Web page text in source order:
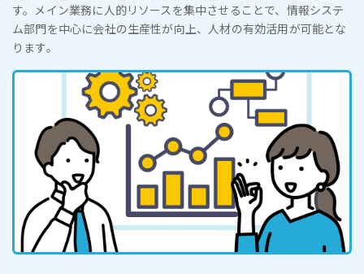
す。メイン業務に人的リソースを集中させることで、情報システ
ム部門を中心に会社の生産性が向上、人材の有効活用が可能とな
ります。